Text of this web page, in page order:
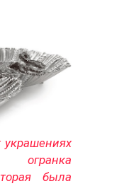
украшениях
огранка
была